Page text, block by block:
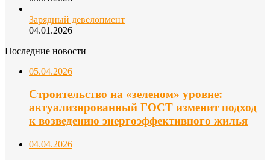
Зарядный девелопмент
04.01.2026
Последние новости
05.04.2026
Строительство на «зеленом» уровне:
актуализированный ГОСТ изменит подход
к возведению энергоэффективного жилья
04.04.2026